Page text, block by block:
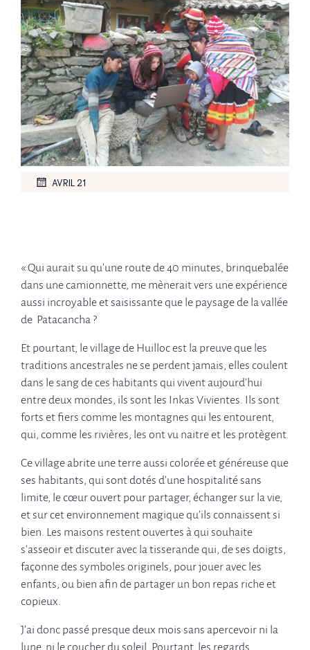
AVRIL 21
« Qui aurait su qu’une route de 40 minutes, brinquebalée
dans une camionnette, me mènerait vers une expérience
aussi incroyable et saisissante que le paysage de la vallée
de Patacancha ?
Et pourtant, le village de Huilloc est la preuve que les
traditions ancestrales ne se perdent jamais, elles coulent
dans le sang de ces habitants qui vivent aujourd’hui
entre deux mondes, ils sont les Inkas Vivientes. Ils sont
forts et fiers comme les montagnes qui les entourent,
qui, comme les rivières, les ont vu naitre et les protègent.
Ce village abrite une terre aussi colorée et généreuse que
ses habitants, qui sont dotés d’une hospitalité sans
limite, le cœur ouvert pour partager, échanger sur la vie,
et sur cet environnement magique qu’ils connaissent si
bien. Les maisons restent ouvertes à qui souhaite
s’asseoir et discuter avec la tisserande qui, de ses doigts,
façonne des symboles originels, pour jouer avec les
enfants, ou bien afin de partager un bon repas riche et
copieux.
J’ai donc passé presque deux mois sans apercevoir ni la
lune, ni le coucher du soleil. Pourtant, les regards